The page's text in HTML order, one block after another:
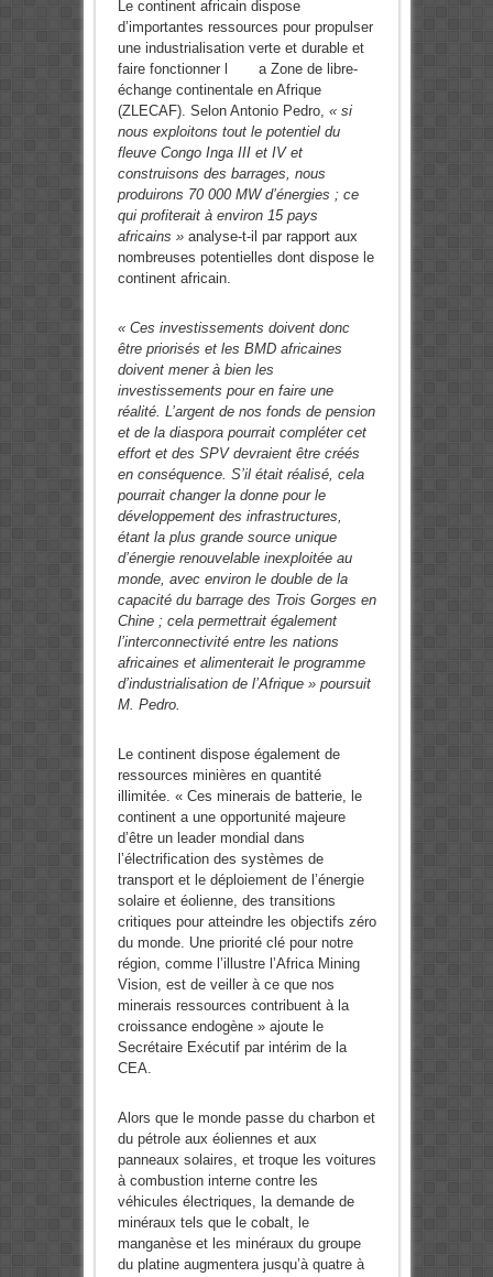
Le continent africain dispose
d’importantes ressources pour propulser
une industrialisation verte et durable et
faire fonctionner l a Zone de libre-
échange continentale en Afrique
(ZLECAF). Selon Antonio Pedro, « si
nous exploitons tout le potentiel du
fleuve Congo Inga III et IV et
construisons des barrages, nous
produirons 70 000 MW d’énergies ; ce
qui profiterait à environ 15 pays
africains » analyse-t-il par rapport aux
nombreuses potentielles dont dispose le
continent africain.
« Ces investissements doivent donc
être priorisés et les BMD africaines
doivent mener à bien les
investissements pour en faire une
réalité. L’argent de nos fonds de pension
et de la diaspora pourrait compléter cet
effort et des SPV devraient être créés
en conséquence. S’il était réalisé, cela
pourrait changer la donne pour le
développement des infrastructures,
étant la plus grande source unique
d’énergie renouvelable inexploitée au
monde, avec environ le double de la
capacité du barrage des Trois Gorges en
Chine ; cela permettrait également
l’interconnectivité entre les nations
africaines et alimenterait le programme
d’industrialisation de l’Afrique » poursuit
M. Pedro.
Le continent dispose également de
ressources minières en quantité
illimitée. « Ces minerais de batterie, le
continent a une opportunité majeure
d’être un leader mondial dans
l’électrification des systèmes de
transport et le déploiement de l’énergie
solaire et éolienne, des transitions
critiques pour atteindre les objectifs zéro
du monde. Une priorité clé pour notre
région, comme l’illustre l’Africa Mining
Vision, est de veiller à ce que nos
minerais ressources contribuent à la
croissance endogène » ajoute le
Secrétaire Exécutif par intérim de la
CEA.
Alors que le monde passe du charbon et
du pétrole aux éoliennes et aux
panneaux solaires, et troque les voitures
à combustion interne contre les
véhicules électriques, la demande de
minéraux tels que le cobalt, le
manganèse et les minéraux du groupe
du platine augmentera jusqu’à quatre à